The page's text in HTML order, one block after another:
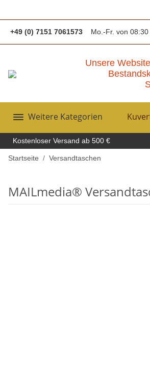
+49 (0) 7151 7061573 Mo.-Fr. von
Unsere
Weitere Kategorien
Kostenloser Versand ab 500 €
Startseite Versandtaschen
MAILmedia®